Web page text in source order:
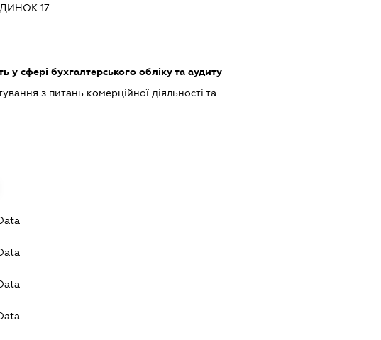
17
у сфері бухгалтерського обліку та аудиту
з питань комерційної діяльності та